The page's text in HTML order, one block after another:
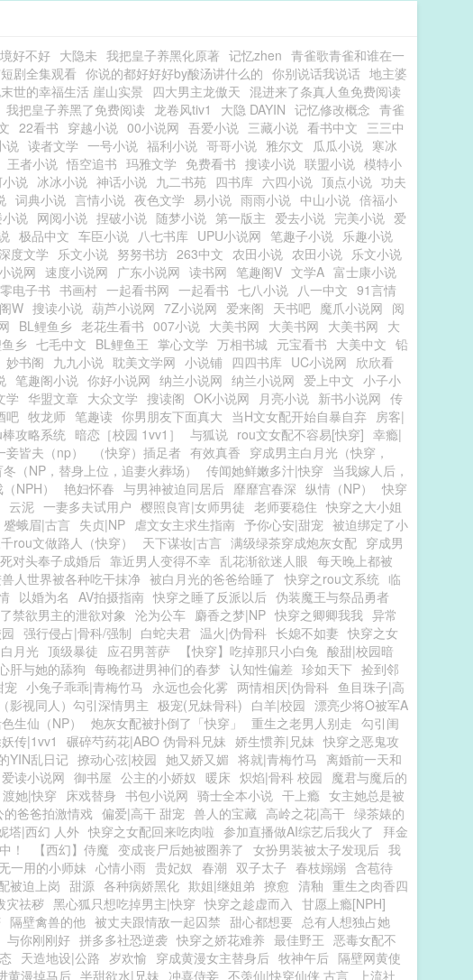
好不好 大隐未 我把皇子养黑化原著 记忆zhen 青雀歌青雀和谁在一
剧全集观看 你说的都好好好by酸汤讲什么的 你别说话我说话 地主婆
世的幸福生活 崖山实景 四大男主龙傲天 混进来了条真人鱼免费阅读
我把皇子养黑了免费阅读 龙卷风tiv1 大隐 DAYIN 记忆修改概念 青雀
22看书 穿越小说 00小说网 吾爱小说 三藏小说 看书中文 三三中
说 读者文学 一号小说 福利小说 哥哥小说 雅尔文 瓜瓜小说 寒冰
王者小说 悟空追书 玛雅文学 免费看书 搜读小说 联盟小说 模特小
说 冰冰小说 神话小说 九二书苑 四书库 六四小说 顶点小说 功夫
词典小说 言情小说 夜色文学 易小说 雨雨小说 中山小说 倍福小
说 网阅小说 捏破小说 随梦小说 第一版主 爱去小说 完美小说 爱
极品中文 车臣小说 八七书库 UPU小说网 笔趣子小说 乐趣小说
度文学 乐文小说 努努书坊 263中文 农田小说 农田小说 乐文小说
说网 速度小说网 广东小说网 读书网 笔趣阁V 文学A 富士康小说
电子书 书画村 一起看书网 一起看书 七八小说 八一中文 91言情
W 搜读小说 葫芦小说网 7Z小说网 爱来阁 天书吧 魔爪小说网 阅
BL鲤鱼乡 老花生看书 007小说 大美书网 大美书网 大美书网 大
乡 七毛中文 BL鲤鱼王 掌心文学 万相书城 元宝看书 大美中文 铅
妙书阁 九九小说 耽美文学网 小说铺 四四书库 UC小说网 欣欣看
笔趣阁小说 你好小说网 纳兰小说网 纳兰小说网 爱上中文 小子小
学 华盟文章 大众文学 搜读阁 OK小说网 月亮小说 新书小说网 传
吧 牧龙师 笔趣读 你男朋友下面真大 当H文女配开始自暴自弃 房客|
攻略系统 暗恋［校园 1vv1］ 与狐说 rou文女配不容易[快穿] 幸瘾|
妾皆夫（np） （快穿）插足者 有效真香 穿成男主白月光（快穿，
冬（NP，替身上位，追妻火葬场） 传闻她鲜嫩多汁|快穿 当我嫁人后，
NPH） 艳妇怀春 与男神被迫同居后 靡靡宫春深 纵情（NP）
快穿
云泥 一妻多夫试用户 樱照良宵|女师男徒 老师要稳住 快穿之大小姐
蹙蛾眉|古言 失贞|NP 虐文女主求生指南 予你心安|甜宠 被迫绑定了小
rou文做路人（快穿） 天下谋妆|古言 满级绿茶穿成炮灰女配 穿成男
对头奉子成婚后 靠近男人变得不幸 乱花渐欲迷人眼 每天晚上都被
人世界被各种吃干抹净 被白月光的爸爸给睡了 快穿之rou文系统 临
以婚为名 AV拍摄指南 快穿之睡了反派以后 伪装魔王与祭品勇者
禁欲男主的泄欲对象 沦为公车 麝香之梦|NP 快穿之卿卿我我 异常
强行侵占|骨科/强制 白蛇夫君 温火|伪骨科 长媳不如妻 快穿之女
月光 顶级暴徒 应召男菩萨 【快穿】吃掉那只小白兔 酸甜|校园暗
肝与她的舔狗 每晚都进男神们的春梦 认知性偏差 珍如天下 捡到邻
宠 小兔子乖乖|青梅竹马 永远也会化雾 两情相厌|伪骨科 鱼目珠子|高
（影视同人）勾引深情男主 极宠(兄妹骨科) 白羊|校园 漂亮少将O被军A
生仙（NP） 炮灰女配被扑倒了「快穿」 重生之老男人别走 勾引闺
传|1vv1 碾碎芍药花|ABO 伪骨科兄妹 娇生惯养|兄妹 快穿之恶鬼攻
YIN乱日记 撩动心弦|校园 她又娇又媚 将就|青梅竹马 离婚前一天和
爱读小说网 御书屋 公主的小娇奴 暖床 炽焰|骨科 校园 魔君与魔后的
渡她|快穿 床戏替身 书包小说网 骑士全本小说 干上瘾 女主她总是被
的爸爸拍激情戏 偏爱|高干 甜宠 兽人的宝藏 高岭之花|高干 绿茶婊的
塔|西幻 人外 快穿之女配回来吃肉啦 参加直播做AI综艺后我火了
拜金
！ 【西幻】侍魔 变成丧尸后她被圈养了 女扮男装被太子发现后 我
一用的小师妹 心情小雨 贵妃奴 春潮 双子太子 春枝嫋嫋 含苞待
被迫上岗 甜源 各种病娇黑化 欺姐|继姐弟 撩愈 清釉 重生之肉香四
灾祛秽 黑心狐只想吃掉男主|快穿 快穿之趁虚而入 甘愿上瘾[NPH]
隔壁禽兽的他 被丈夫跟情敌一起囚禁 甜心都想要 总有人想独占她
与你刚刚好 拼多多社恐逆袭 快穿之娇花难养 最佳野王 恶毒女配不
天造地设|公路 岁欢愉 穿成黄漫女主替身后 牧神午后 隔壁网黄使
黄漫掉马后 半甜欲水|兄妹 冲喜侍妾 不羡仙|快穿仙侠 古言
上流社